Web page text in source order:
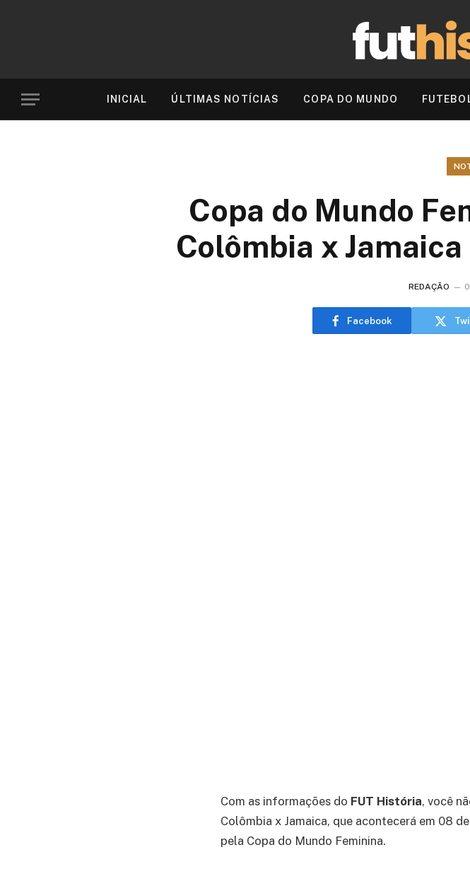
INICIAL ÚLTIMAS NOTÍCIAS COPA DO MUNDO
Copa do Mundo
Colômbia x
REDAÇÃO
Facebook
Com as informações do FUT História, você
Colômbia x Jamaica, que acontecerá em 08
pela Copa do Mundo Feminina.